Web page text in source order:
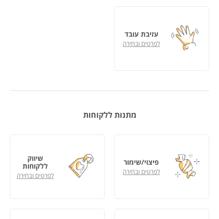
עזיבת עובד
לפרטים ובחירה
מתנות ללקוחות
פיצוי/שימור
לפרטים ובחירה
שיווק
ללקוחות
לפרטים ובחירה